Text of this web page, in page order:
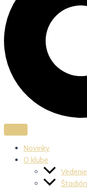
Novinky
O klube
Vedenie
Štadión